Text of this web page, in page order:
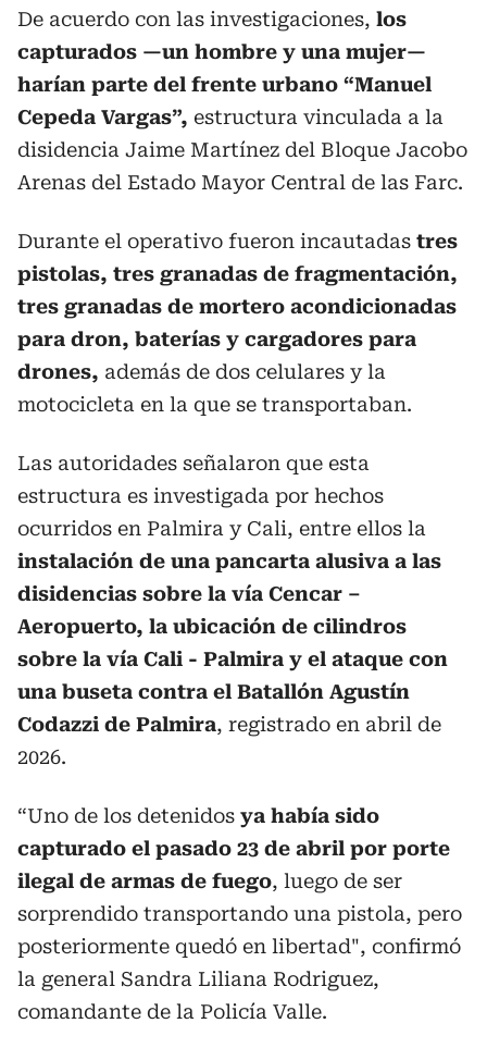
De acuerdo con las investigaciones, los
capturados —un hombre y una mujer—
harían parte del frente urbano “Manuel
Cepeda Vargas”, estructura vinculada a la
disidencia Jaime Martínez del Bloque Jacobo
Arenas del Estado Mayor Central de las Farc.
Durante el operativo fueron incautadas tres
pistolas, tres granadas de fragmentación,
tres granadas de mortero acondicionadas
para dron, baterías y cargadores para
drones, además de dos celulares y la
motocicleta en la que se transportaban.
Las autoridades señalaron que esta
estructura es investigada por hechos
ocurridos en Palmira y Cali, entre ellos la
instalación de una pancarta alusiva a las
disidencias sobre la vía Cencar –
Aeropuerto, la ubicación de cilindros
sobre la vía Cali - Palmira y el ataque con
una buseta contra el Batallón Agustín
Codazzi de Palmira, registrado en abril de
2026.
“Uno de los detenidos ya había sido
capturado el pasado 23 de abril por porte
ilegal de armas de fuego, luego de ser
sorprendido transportando una pistola, pero
posteriormente quedó en libertad", confirmó
la general Sandra Liliana Rodriguez,
comandante de la Policía Valle.